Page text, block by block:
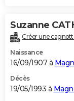
Suzanne
Créer une
Naissance
16/09/1907 à
Décès
19/05/1993 à